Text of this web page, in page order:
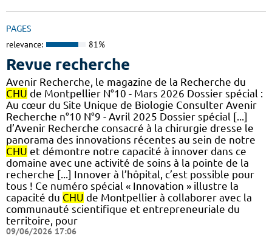
PAGES
relevance: 81%
Revue recherche
Avenir Recherche, le magazine de la Recherche du
CHU de Montpellier N°10 - Mars 2026 Dossier spécial :
Au cœur du Site Unique de Biologie Consulter Avenir
Recherche n°10 N°9 - Avril 2025 Dossier spécial [...]
d’Avenir Recherche consacré à la chirurgie dresse le
panorama des innovations récentes au sein de notre
CHU et démontre notre capacité à innover dans ce
domaine avec une activité de soins à la pointe de la
recherche [...] Innover à l’hôpital, c’est possible pour
tous ! Ce numéro spécial « Innovation » illustre la
capacité du CHU de Montpellier à collaborer avec la
communauté scientifique et entrepreneuriale du
territoire, pour
09/06/2026 17:06